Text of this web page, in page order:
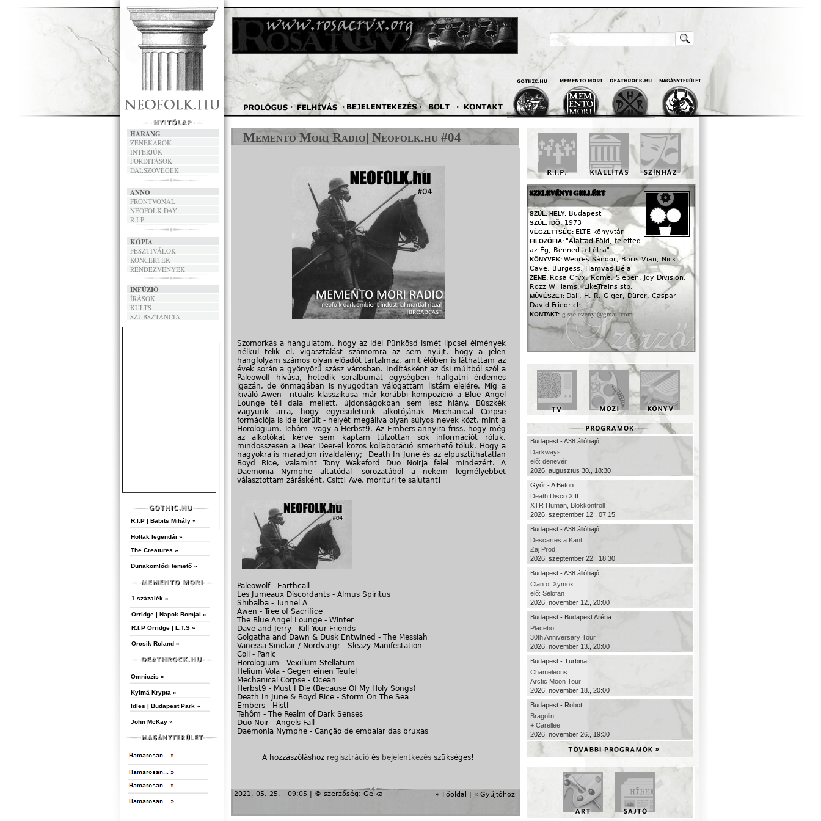
Jump to navigation
Memento Mori Radio| Neofolk.hu #04
Szomorkás a hangulatom, hogy az idei Pünkösd ismét lipcsei élmények
nélkül telik el, vigasztalást számomra az sem nyújt, hogy a jelen
hangfolyam számos olyan előadót tartalmaz, amit élőben is láthattam az
évek során a gyönyörű szász városban. Indításként az ősi múltból szól a
Paleowolf hívása, hetedik soralbumát egységben hallgatni érdemes
igazán, de önmagában is nyugodtan válogattam listám elejére. Míg a
kiváló Awen rituális klasszikusa már korábbi kompozíció a Blue Angel
Lounge téli dala mellett, újdonságokban sem lesz hiány. Büszkék
vagyunk arra, hogy egyesületünk alkotójának Mechanical Corpse
formációja is ide került - helyét megállva olyan súlyos nevek közt, mint a
Horologium, Tehôm vagy a Herbst9. Az Embers annyira friss, hogy még
az alkotókat kérve sem kaptam túlzottan sok információt róluk,
mindösszesen a Dear Deer-el közös kollaboráció ismerhető tőlük. Hogy a
nagyokra is maradjon rivaldafény; Death In June és az elpusztíthatatlan
Boyd Rice, valamint Tony Wakeford Duo Noirja felel mindezért. A
Daemonia Nymphe altatódal- sorozatából a nekem legmélyebbet
választottam zárásként. Csitt! Ave, morituri te salutant!
Paleowolf - Earthcall
Les Jumeaux Discordants - Almus Spiritus
Shibalba - Tunnel A
Awen - Tree of Sacrifice
The Blue Angel Lounge - Winter
Dave and Jerry - Kill Your Friends
Golgatha and Dawn & Dusk Entwined - The Messiah
Vanessa Sinclair / Nordvargr - Sleazy Manifestation
Coil - Panic
Horologium - Vexillum Stellatum
Helium Vola - Gegen einen Teufel
Mechanical Corpse - Ocean
Herbst9 - Must I Die (Because Of My Holy Songs)
Death In June & Boyd Rice - Storm On The Sea
Embers - Histl
Tehôm - The Realm of Dark Senses
Duo Noir - Angels Fall
Daemonia Nymphe - Canção de embalar das bruxas
A hozzászóláshoz regisztráció és bejelentkezés szükséges!
2021. 05. 25. - 09:05 | © szerzőség: Gelka « Főoldal | « Gyűjtőhöz
Keresés Űrlap
Keresés
HARANG
ZENEKAROK
INTERJÚK
FORDÍTÁSOK
DALSZÖVEGEK
ANNO
FRONTVONAL
NEOFOLK DAY
R.I.P.
KÓPIA
FESZTIVÁLOK
KONCERTEK
RENDEZVÉNYEK
INFÚZIÓ
ÍRÁSOK
KULTS
SZUBSZTANCIA
R.I.P | Babits Mihály »
Holtak legendái »
The Creatures »
Dunakömlődi temető »
1 százalék »
Orridge | Napok Romjai »
R.I.P Orridge | L.T.S »
Orcsik Roland »
Omniozis »
Kylmä Krypta »
Idles | Budapest Park »
John McKay »
SZELEVÉNYI GELLÉRT
SZÜL. HELY: Budapest
SZÜL. IDŐ: 1973
VÉGZETTSÉG: ELTE könyvtár
FILOZÓFIA: "Alattad Föld, feletted
az Ég, Benned a Létra"
KÖNYVEK: Weöres Sándor, Boris Vian, Nick
Cave, Burgess, Hamvas Béla
ZENE: Rosa Crvx, Rome, Sieben, Joy Division,
Rozz Williams, iLikeTrains stb.
MŰVÉSZET: Dalí, H. R. Giger, Dürer, Caspar
David Friedrich
KONTAKT: g.szelevenyi@gmail.com
Budapest - A38 állóhajó
Darkways
elő: denevér
2026. augusztus 30., 18:30
Győr - A Beton
Death Disco XIII
XTR Human, Blokkontroll
2026. szeptember 12., 07:15
Budapest - A38 állóhajó
Descartes a Kant
Zaj Prod.
2026. szeptember 22., 18:30
Budapest - A38 állóhajó
Clan of Xymox
elő: Selofan
2026. november 12., 20:00
Budapest - Budapest Aréna
Placebo
30th Anniversary Tour
2026. november 13., 20:00
Budapest - Turbina
Chameleons
Arctic Moon Tour
2026. november 18., 20:00
Budapest - Robot
Bragolin
+ Carellee
2026. november 26., 19:30